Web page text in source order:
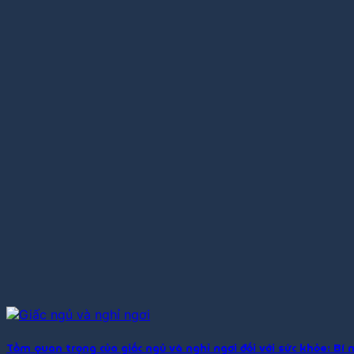
Tầm quan trọng của giấc ngủ và nghỉ ngơi đối với sức khỏe: Bí